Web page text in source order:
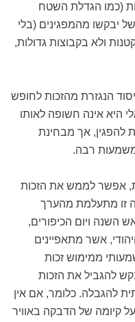
(כמו הגדלת השטח
יבקשו מהמפגינים (בלי
ולא בקבוצות גדולות,
הנגזרת מהזכות לחופש
היא אינה חשופה לאותו
להפגין, אך מבחינת
רבה.
אפשר לממש את הזכות
זו מתעלמת מהערך
השנה ויום הכיפורים,
אשר מתאפיינים
ממימוש זכות
להגביל את הזכות
להגבלה. כלומר, אם אין
קיומה של הדבקה באוויר